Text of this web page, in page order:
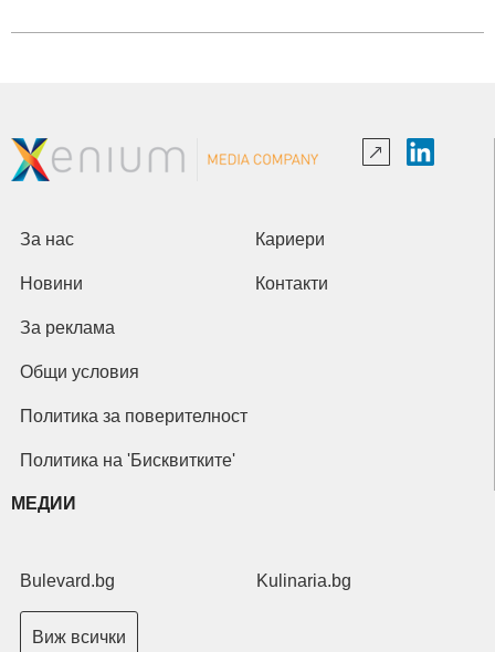
За нас Кариери
Новини Контакти
За реклама
Общи условия
Политика за поверителност
Политика на 'Бисквитките'
МЕДИИ
Bulevard.bg Kulinaria.bg
Виж всички